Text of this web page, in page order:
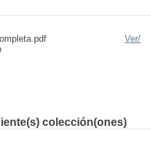
Ver/
colección(ones)